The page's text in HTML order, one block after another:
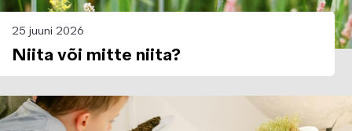
25 juuni 2026
Niita või mitte niita?
Image